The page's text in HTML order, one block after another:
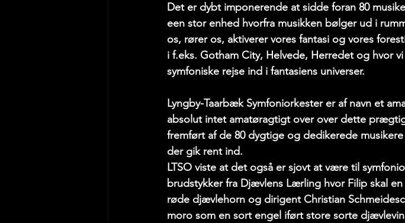
Det er dybt imponerende at sidde foran 80
een stor enhed hvorfra musikken bølger ud i
os, rører os, aktiverer vores fantasi og vores
i f.eks. Gotham City, Helvede, Herredet og hvor
symfoniske rejse ind i fantasiens universer.
Lyngby-Taarbæk Symfoniorkester er af navn et
absolut intet amatøragtigt over over dette
fremført af de 80 dygtige og dedikerede
der gik rent ind.
LTSO viste at det også er sjovt at være til
brudstykker fra Djævlens Lærling hvor Filip skal
røde djævlehorn og dirigent Christian
moro som en sort engel iført store sorte